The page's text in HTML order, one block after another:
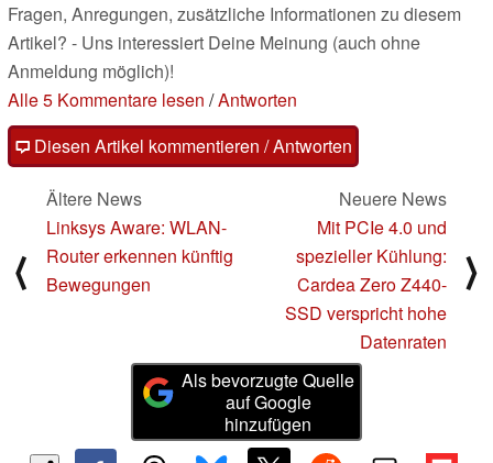
Fragen, Anregungen, zusätzliche Informationen zu diesem
Artikel? - Uns interessiert Deine Meinung (auch ohne
Anmeldung möglich)!
Alle 5 Kommentare lesen /Antworten
Diesen Artikel kommentieren / Antworten
⟨
Ältere News
Linksys Aware: WLAN-
Router erkennen künftig
Bewegungen
Neuere News
Mit PCIe 4.0 und
spezieller Kühlung:
Cardea Zero Z440-
SSD verspricht hohe
Datenraten
⟩
Als bevorzugte Quelle
auf Google
hinzufügen